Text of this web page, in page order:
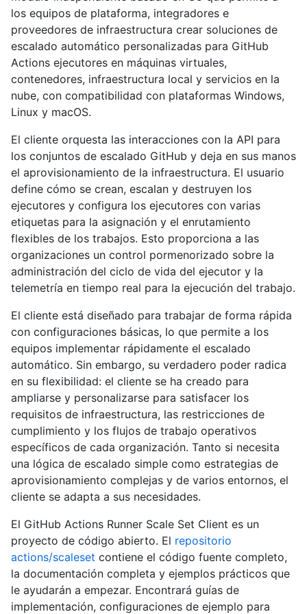
los equipos de plataforma, integradores e
proveedores de infraestructura crear soluciones de
escalado automático personalizadas para GitHub
Actions ejecutores en máquinas virtuales,
contenedores, infraestructura local y servicios en la
nube, con compatibilidad con plataformas Windows,
Linux y macOS.
El cliente orquesta las interacciones con la API para
los conjuntos de escalado GitHub y deja en sus manos
el aprovisionamiento de la infraestructura. El usuario
define cómo se crean, escalan y destruyen los
ejecutores y configura los ejecutores con varias
etiquetas para la asignación y el enrutamiento
flexibles de los trabajos. Esto proporciona a las
organizaciones un control pormenorizado sobre la
administración del ciclo de vida del ejecutor y la
telemetría en tiempo real para la ejecución del trabajo.
El cliente está diseñado para trabajar de forma rápida
con configuraciones básicas, lo que permite a los
equipos implementar rápidamente el escalado
automático. Sin embargo, su verdadero poder radica
en su flexibilidad: el cliente se ha creado para
ampliarse y personalizarse para satisfacer los
requisitos de infraestructura, las restricciones de
cumplimiento y los flujos de trabajo operativos
específicos de cada organización. Tanto si necesita
una lógica de escalado simple como estrategias de
aprovisionamiento complejas y de varios entornos, el
cliente se adapta a sus necesidades.
El GitHub Actions Runner Scale Set Client es un
proyecto de código abierto. El repositorio
actions/scaleset contiene el código fuente completo,
la documentación completa y ejemplos prácticos que
le ayudarán a empezar. Encontrará guías de
implementación, configuraciones de ejemplo para